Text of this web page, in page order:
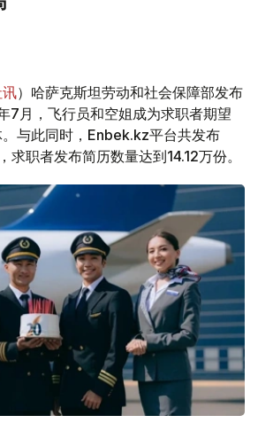
）哈萨克斯坦劳动和社会保障部发布
7月，飞行员和空姐成为求职者期望
与此同时，Enbek.kz平台共发布
求职者发布简历数量达到14.12万份。